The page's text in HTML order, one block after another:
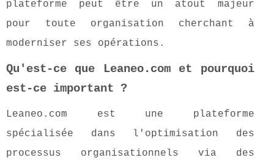
plateforme peut être un atout majeur
pour toute organisation cherchant à
moderniser ses opérations.
Qu'est-ce que Leaneo.com et pourquoi
est-ce important ?
Leaneo.com est une plateforme
spécialisée dans l'optimisation des
processus organisationnels via des